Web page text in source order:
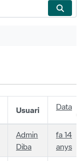
Usuari Data
Admin
Diba
fa 14
anys